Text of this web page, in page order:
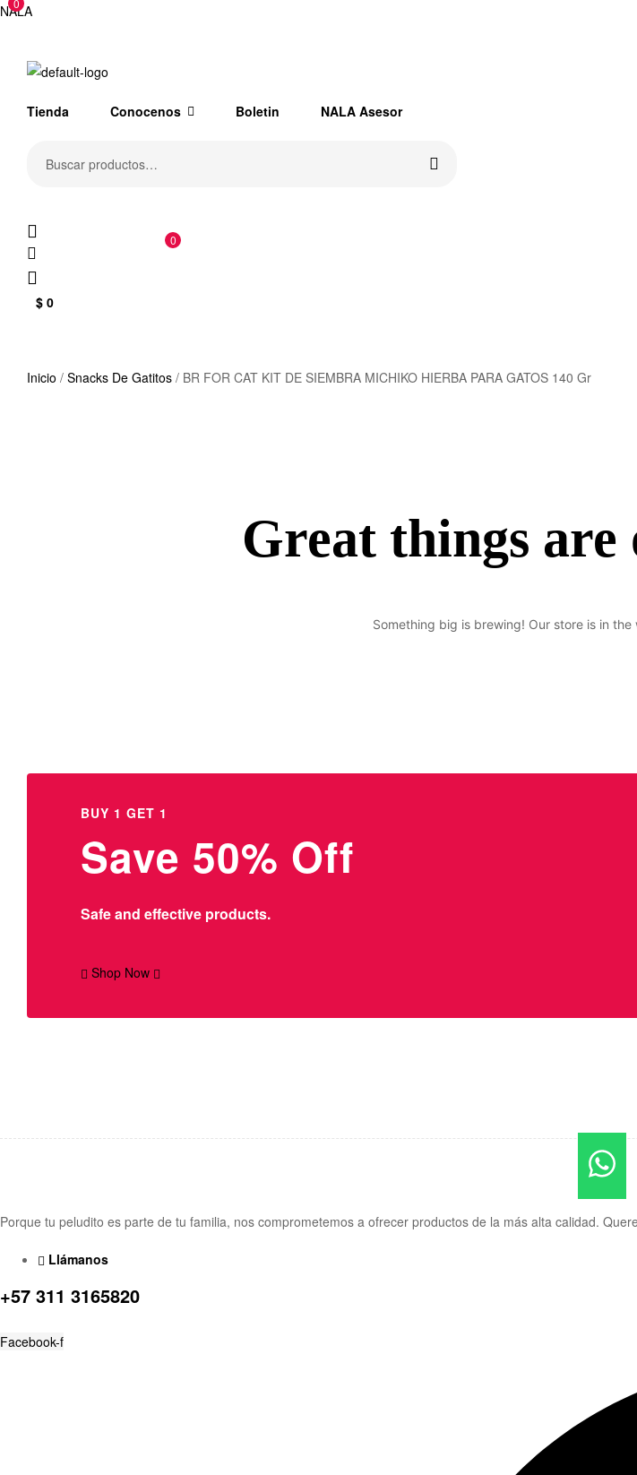
NALA
Tienda Conocenos Boletin NALA Asesor
por:
0
0
$ 0
Inicio / Snacks De Gatitos / BR FOR CAT KIT DE SIEMBRA MICHIKO HIERBA PARA GATOS 140 Gr
Great things
Something big is brewing! Our store is in
BUY 1 GET 1
Save 50% Off
Safe and effective products.
Shop Now
Porque tu peludito es parte de tu familia, nos comprometemos a ofrecer productos de la más alta calidad.
Llámanos
+57 311 3165820
Facebook-f